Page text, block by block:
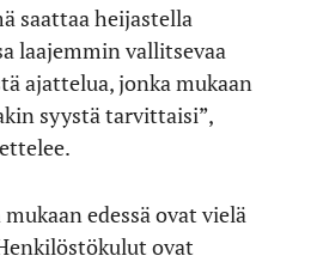
saattaa heijastella
laajemmin vallitsevaa
ajattelua, jonka mukaan
syystä tarvittaisi”,
edessä ovat vielä
ovat